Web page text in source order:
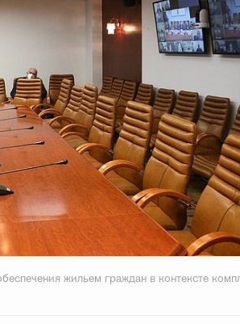
жильем граждан в контексте